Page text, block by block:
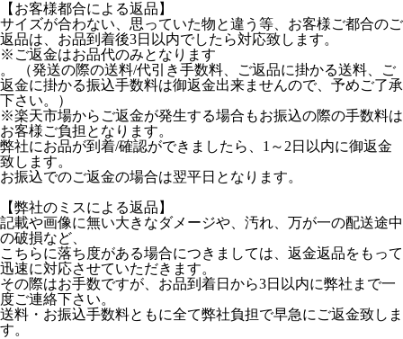
【お客様都合による返品】
サイズが合わない、思っていた物と違う等、お客様ご都合のご
返品は、お品到着後3日以内でしたら対応致します。
※ご返金はお品代のみとなります
。 （発送の際の送料/代引き手数料、ご返品に掛かる送料、ご
返金に掛かる振込手数料は御返金出来ませんので、予めご了承
下さい。）
※楽天市場からご返金が発生する場合もお振込の際の手数料は
お客様ご負担となります。
弊社にお品が到着/確認ができましたら、1～2日以内に御返金
致します。
お振込でのご返金の場合は翌平日となります。
【弊社のミスによる返品】
記載や画像に無い大きなダメージや、汚れ、万が一の配送途中
の破損など、
こちらに落ち度がある場合につきましては、返金返品をもって
迅速に対応させていただきます。
その際はお手数ですが、お品到着日から3日以内に弊社まで一
度ご連絡下さい。
送料・お振込手数料ともに全て弊社負担で早急にご返金致しま
す。